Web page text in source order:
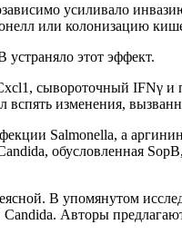
усиливало
или колонизацию
этот эффект.
сывороточный IFNγ и
вспять изменения,
Salmonella, а
обусловленная
В упомянутом
Авторы